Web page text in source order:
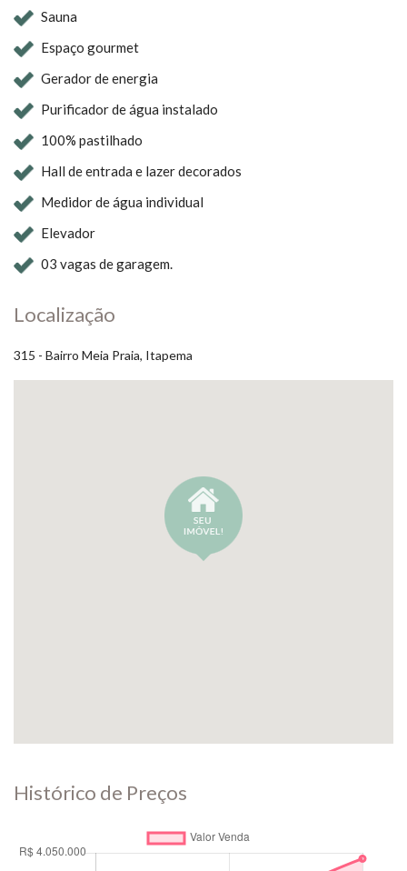
Sauna
Espaço gourmet
Gerador de energia
Purificador de água instalado
100% pastilhado
Hall de entrada e lazer decorados
Medidor de água individual
Elevador
03 vagas de garagem.
Localização
315 - Bairro Meia Praia, Itapema
Histórico de Preços